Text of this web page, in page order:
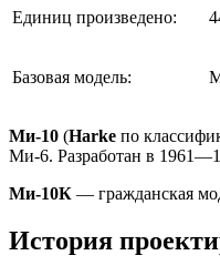
Единиц произведено:
Базовая модель:
Ми-10 (Harke по
Ми-6. Разработан в
Ми-10К — гражданская
История